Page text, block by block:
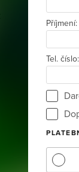
Příjmení:
Tel. číslo: